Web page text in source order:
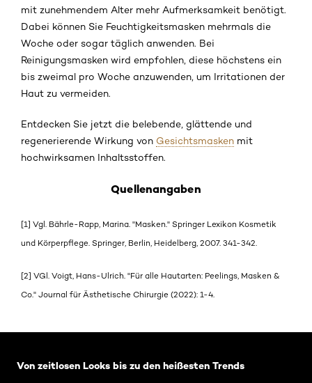
mit zunehmendem Alter mehr Aufmerksamkeit benötigt.
Dabei können Sie Feuchtigkeitsmasken mehrmals die
Woche oder sogar täglich anwenden. Bei
Reinigungsmasken wird empfohlen, diese höchstens ein
bis zweimal pro Woche anzuwenden, um Irritationen der
Haut zu vermeiden.
Entdecken Sie jetzt die belebende, glättende und
regenerierende Wirkung von Gesichtsmasken mit
hochwirksamen Inhaltsstoffen.
Quellenangaben
[1] Vgl. Bährle-Rapp, Marina. "Masken." Springer Lexikon Kosmetik
und Körperpflege. Springer, Berlin, Heidelberg, 2007. 341-342.
[2] VGl. Voigt, Hans-Ulrich. "Für alle Hautarten: Peelings, Masken &
Co." Journal für Ästhetische Chirurgie (2022): 1-4.
Von zeitlosen Looks bis zu den heißesten Trends